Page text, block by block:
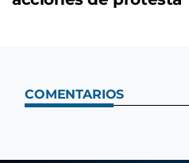
COMENTARIOS